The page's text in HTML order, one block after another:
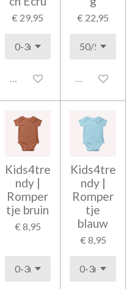
€ 29,95
Uitgeschakeld
€ 22,95
Kids4tre
ndy |
Romper
tje bruin
€ 8,95
Kids4tre
ndy |
Romper
tje
blauw
€ 8,95